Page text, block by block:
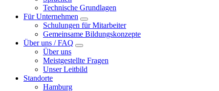
Technische Grundlagen
Für Unternehmen
Schulungen für Mitarbeiter
Gemeinsame Bildungskonzepte
Über uns / FAQ
Über uns
Meistgestellte Fragen
Unser Leitbild
Standorte
Hamburg